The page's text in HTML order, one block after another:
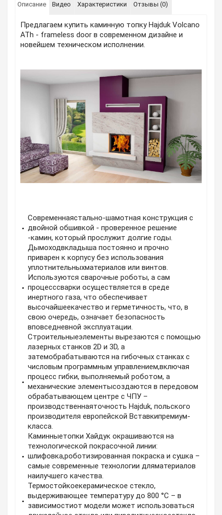
Описание Видео Характеристики Отзывы (0)
Предлагаем купить каминную топку Hajduk Volcano
ATh - frameless door в современном дизайне и
новейшем техническом исполнении.
Современнаястально-шамотная конструкция с
двойной обшивкой - проверенное решение
-камин, который прослужит долгие годы.
Дымоходвкладыша постоянно и прочно
приварен к корпусу без использования
уплотнительныхматериалов или винтов.
Используются сварочные роботы, а сам
процесссварки осуществляется в среде
инертного газа, что обеспечивает
высочайшеекачество и герметичность, что, в
свою очередь, означает безопасность
вповседневной эксплуатации.
Строительныеэлементы вырезаются с помощью
лазерных станков 2D и 3D, а
затемобрабатываются на гибочных станках с
числовым программным управлением,включая
процесс гибки, выполняемый роботом, а
механические элементысоздаются в передовом
обрабатывающем центре с ЧПУ –
производственнаяточность Hajduk, польского
производителя европейской Вставкипремиум-
класса.
Каминныетопки Хайдук окрашиваются на
технологической покрасочной линии:
шлифовка,роботизированная покраска и сушка –
самые современные технологии дляматериалов
наилучшего качества.
Термостойкоекерамическое стекло,
выдерживающее температуру до 800 °C – в
зависимостиот модели может использоваться